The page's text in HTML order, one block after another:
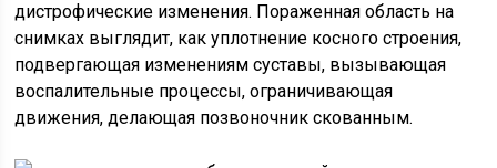
дистрофические изменения. Пораженная область на
снимках выглядит, как уплотнение косного строения,
подвергающая изменениям суставы, вызывающая
воспалительные процессы, ограничивающая
движения, делающая позвоночник скованным.